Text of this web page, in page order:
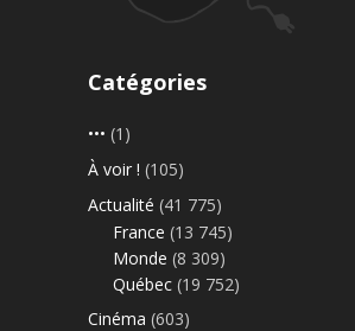
Catégories
••• (1)
À voir ! (105)
Actualité (41 775)
France (13 745)
Monde (8 309)
Québec (19 752)
Cinéma (603)